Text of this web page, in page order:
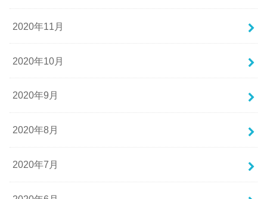
2020年11月
2020年10月
2020年9月
2020年8月
2020年7月